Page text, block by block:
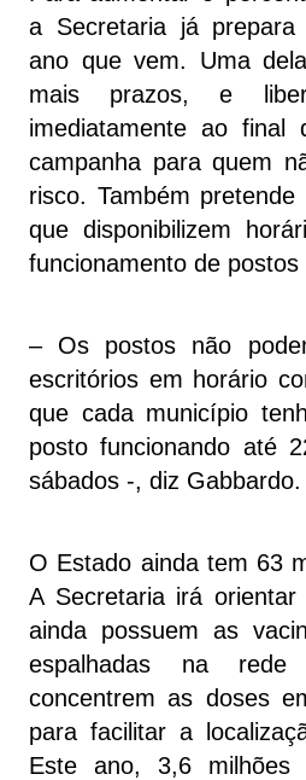
a Secretaria já
ano que vem. Uma
mais prazos, e
imediatamente ao final
campanha para quem
risco. Também
que disponibilizem
funcionamento de postos
– Os postos não
escritórios em horário
que cada município
posto funcionando até
sábados -, diz Gabbardo.
O Estado ainda tem 63
A Secretaria irá
ainda possuem as
espalhadas na
concentrem as doses
para facilitar a
Este ano, 3,6 milhões